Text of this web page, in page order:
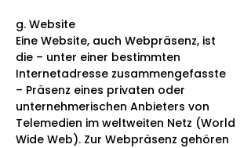
g. Website
Eine Website, auch Webpräsenz, ist
die – unter einer bestimmten
Internetadresse zusammengefasste
– Präsenz eines privaten oder
unternehmerischen Anbieters von
Telemedien im weltweiten Netz (World
Wide Web). Zur Webpräsenz gehören